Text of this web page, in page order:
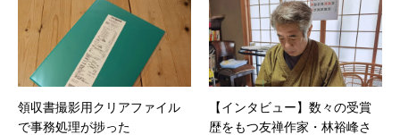
ィ（BIOS/UTM/情報漏えい対策/デザスタリカバ
リ/内部統制・コンプライアンス/ネットワーク
セキュリティ/メールセキュリティなど）、ネッ
トワーク（KVMスイッチ/グループウェア/サー
バ/資産管理/シンクライアント/ホスティングな
ど）、その他（.NET/BI/カタログ/各種戦略/導入
事例/パートナー取材など）…ほか、多数執筆。
領収書撮影用クリアファイル
で事務処理が捗った
【インタビュー】数々の受賞
歴をもつ友禅作家・林裕峰さ